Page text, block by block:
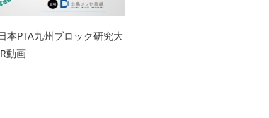
本PTA九州ブロック研究大
動画